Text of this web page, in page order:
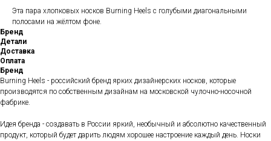
Эта пара хлопковых носков Burning Heels c голубыми диагональными
полосами на жёлтом фоне.
Бренд
Детали
Доставка
Оплата
Бренд
Burning Heels - российский бренд ярких дизайнерских носков, которые
производятся по собственным дизайнам на московской чулочно-носочной
фабрике.
Идея бренда - создавать в России яркий, необычный и абсолютно качественный
продукт, который будет дарить людям хорошее настроение каждый день. Носки